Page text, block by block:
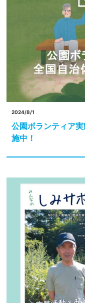
2024/8/1
公園ボランティア
施中！